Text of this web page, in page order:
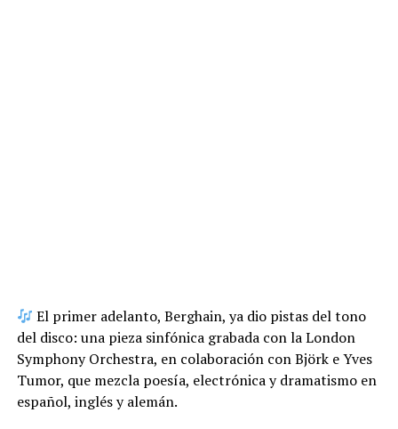
El primer adelanto, Berghain, ya dio pistas del tono
del disco: una pieza sinfónica grabada con la London
Symphony Orchestra, en colaboración con Björk e Yves
Tumor, que mezcla poesía, electrónica y dramatismo en
español, inglés y alemán.